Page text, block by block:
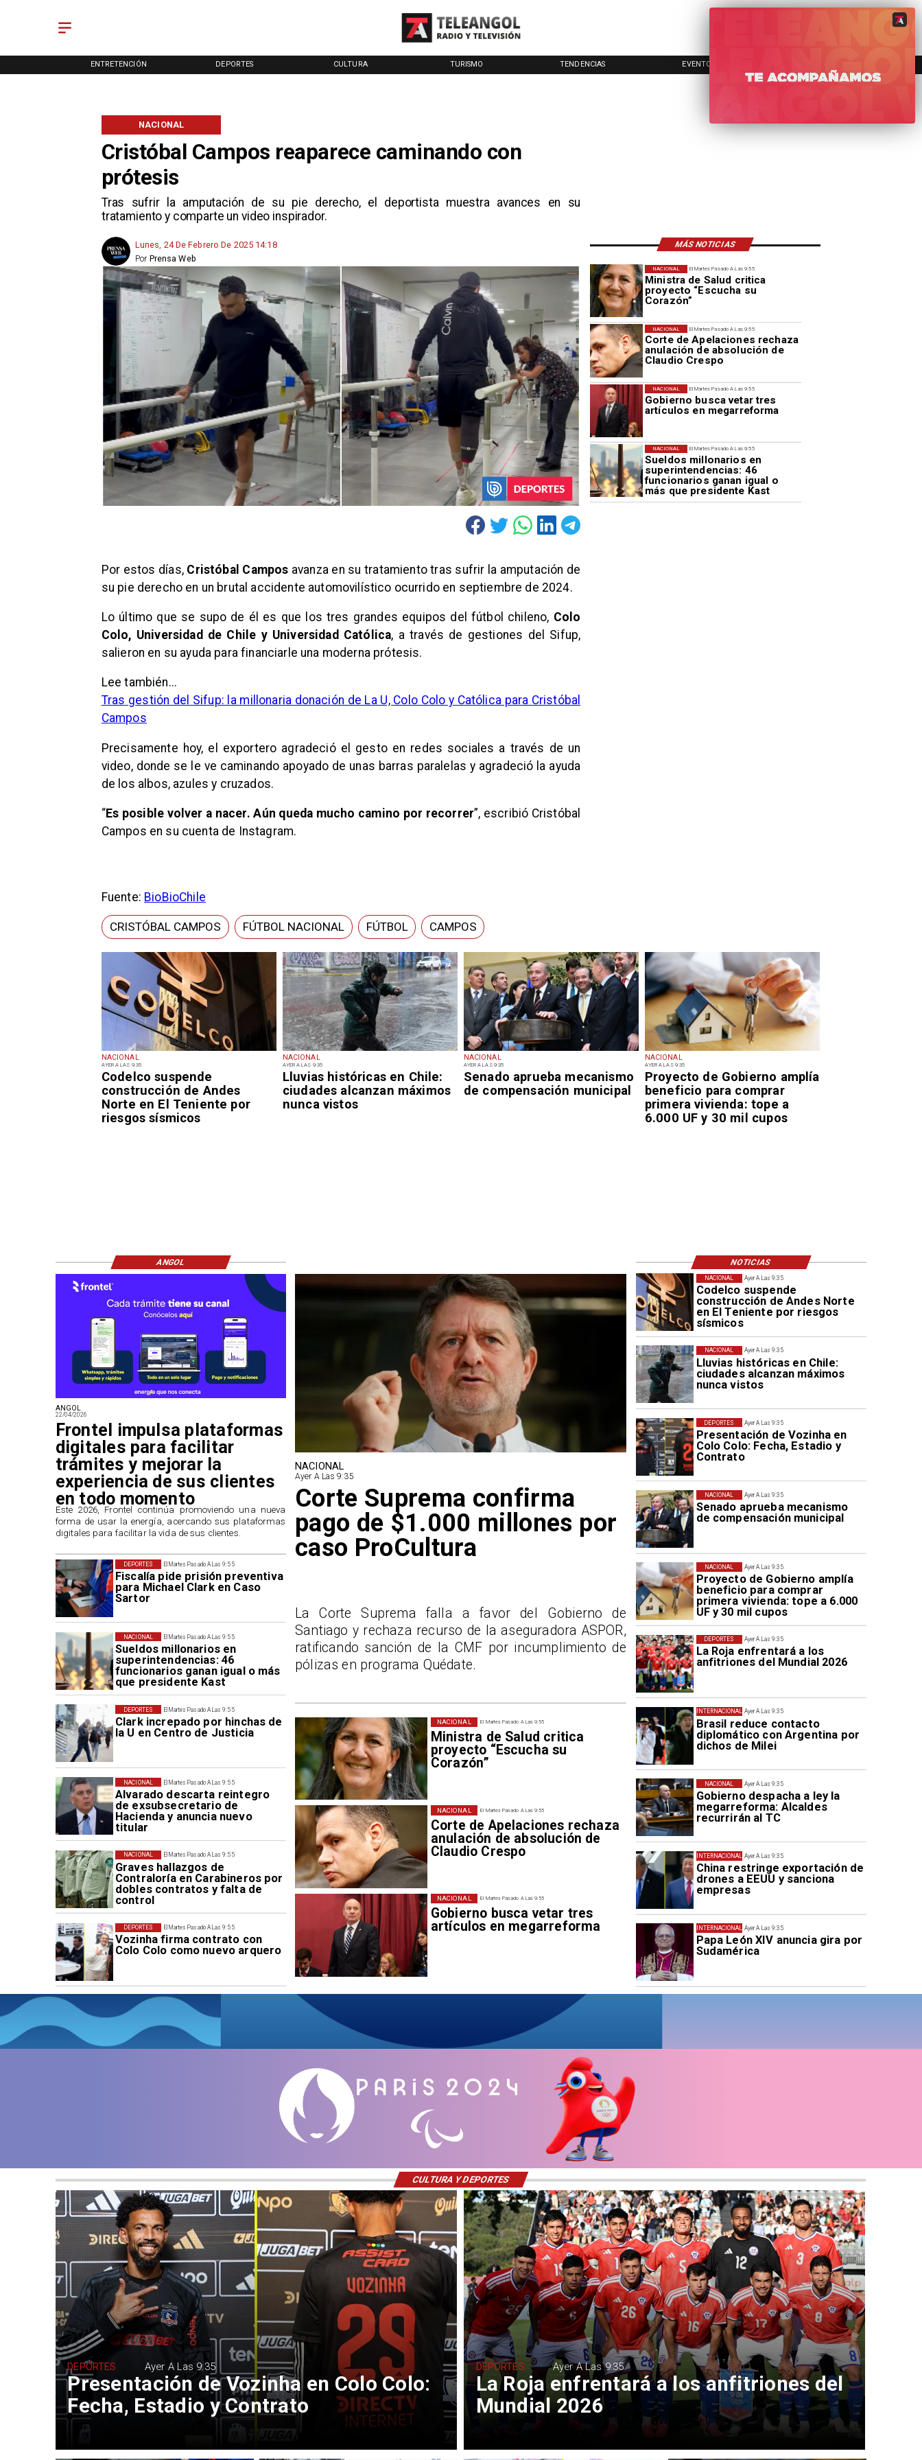
ENTRETENCIÓN DEPORTES CULTURA TURISMO TENDENCIAS EVENTOS
Cristóbal Campos reaparece caminando con
prótesis
Tras sufrir la amputación de su pie derecho, el deportista muestra avances en su
tratamiento y comparte un video inspirador.
NACIONAL
MÁS NOTICIAS
Lunes, 24 De Febrero De 2025 14:18
Prensa Web
Por
NACIONAL
AYER A LAS 9:35
Codelco suspende
construcción de Andes
Norte en El Teniente por
riesgos sísmicos
NACIONAL
AYER A LAS 9:35
Lluvias históricas en Chile:
ciudades alcanzan máximos
nunca vistos
NACIONAL
AYER A LAS 9:35
Senado aprueba mecanismo
de compensación municipal
NACIONAL
AYER A LAS 9:35
Proyecto de Gobierno amplía
beneficio para comprar
primera vivienda: tope a
6.000 UF y 30 mil cupos
El Martes Pasado A Las 9:55
Ministra de Salud critica
proyecto “Escucha su
Corazón”
NACIONAL
El Martes Pasado A Las 9:55
Corte de Apelaciones rechaza
anulación de absolución de
Claudio Crespo
NACIONAL
El Martes Pasado A Las 9:55
Gobierno busca vetar tres
artículos en megarreforma
NACIONAL
El Martes Pasado A Las 9:55
Sueldos millonarios en
superintendencias: 46
funcionarios ganan igual o
más que presidente Kast
NACIONAL
Por estos días, Cristóbal Campos avanza en su tratamiento tras sufrir la amputación de
su pie derecho en un brutal accidente automovilístico ocurrido en septiembre de 2024.
Lo último que se supo de él es que los tres grandes equipos del fútbol chileno, Colo
Colo, Universidad de Chile y Universidad Católica, a través de gestiones del Sifup,
salieron en su ayuda parafinanciarle una moderna prótesis.
Lee también...
Tras gestión del Sifup: la millonaria donación de La U, Colo Colo y Católica para Cristóbal
Campos
Precisamente hoy, el exportero agradeció el gesto en redes sociales a través de un
video, donde se le ve caminando apoyado de unas barras paralelas y agradeció la ayuda
de los albos, azules y cruzados.
“Es posible volver a nacer. Aún queda mucho camino por recorrer”, escribió Cristóbal
Campos en su cuenta de Instagram.
Fuente: BioBioChile
CRISTÓBAL CAMPOS FÚTBOL NACIONAL FÚTBOL CAMPOS
Ayer A Las 9:35
Codelco suspende
construcción de Andes Norte
en El Teniente por riesgos
sísmicos
NACIONAL
Ayer A Las 9:35
Lluvias históricas en Chile:
ciudades alcanzan máximos
nunca vistos
NACIONAL
Ayer A Las 9:35
Presentación de Vozinha en
Colo Colo: Fecha, Estadio y
Contrato
DEPORTES
Ayer A Las 9:35
Senado aprueba mecanismo
de compensación municipal
NACIONAL
Ayer A Las 9:35
Proyecto de Gobierno amplía
beneficio para comprar
primera vivienda: tope a 6.000
UF y 30 mil cupos
NACIONAL
Ayer A Las 9:35
La Roja enfrentará a los
anfitriones del Mundial 2026
DEPORTES
Ayer A Las 9:35
Brasil reduce contacto
diplomático con Argentina por
dichos de Milei
INTERNACIONAL
Ayer A Las 9:35
Gobierno despacha a ley la
megarreforma: Alcaldes
recurrirán al TC
NACIONAL
Ayer A Las 9:35
China restringe exportación de
drones a EEUU y sanciona
empresas
INTERNACIONAL
Ayer A Las 9:35
Papa León XIV anuncia gira por
Sudamérica
INTERNACIONAL
El Martes Pasado A Las 9:55
Fiscalía pide prisión preventiva
para Michael Clark en Caso
Sartor
DEPORTES
El Martes Pasado A Las 9:55
Sueldos millonarios en
superintendencias: 46
funcionarios ganan igual o más
que presidente Kast
NACIONAL
El Martes Pasado A Las 9:55
Clark increpado por hinchas de
la U en Centro de Justicia
DEPORTES
El Martes Pasado A Las 9:55
Alvarado descarta reintegro
de exsubsecretario de
Hacienda y anuncia nuevo
titular
NACIONAL
El Martes Pasado A Las 9:55
Graves hallazgos de
Contraloría en Carabineros por
dobles contratos y falta de
control
NACIONAL
El Martes Pasado A Las 9:55
Vozinha firma contrato con
Colo Colo como nuevo arquero
DEPORTES
El Martes Pasado A Las 9:55
Ministra de Salud critica
proyecto “Escucha su
Corazón”
NACIONAL
El Martes Pasado A Las 9:55
Corte de Apelaciones rechaza
anulación de absolución de
Claudio Crespo
NACIONAL
El Martes Pasado A Las 9:55
Gobierno busca vetar tres
artículos en megarreforma
NACIONAL
ANGOL
22/04/2026
Frontel impulsa plataformas
digitales para facilitar
trámites y mejorar la
experiencia de sus clientes
en todo momento
​Este 2026, Frontel continúa promoviendo una nueva
forma de usar la energía, acercando sus plataformas
digitales para facilitar la vida de sus clientes.
NACIONAL
Ayer A Las 9:35
Corte Suprema confirma
pago de $1.000 millones por
caso ProCultura
La Corte Suprema falla a favor del Gobierno de
Santiago y rechaza recurso de la aseguradora ASPOR,
ratificando sanción de la CMF por incumplimiento de
pólizas en programa Quédate.
ANGOL NOTICIAS
Presentación de Vozinha en Colo Colo:
Fecha, Estadio y Contrato
DEPORTES Ayer A Las 9:35
La Roja enfrentará a los anfitriones del
Mundial 2026
DEPORTES Ayer A Las 9:35
CULTURA Y DEPORTES